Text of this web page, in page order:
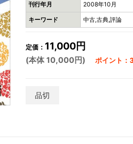
刊行年月 2008年10月
キーワード 中古,古典,評論
定価： 11,000円
(本体 10,000円) ポイント
品切